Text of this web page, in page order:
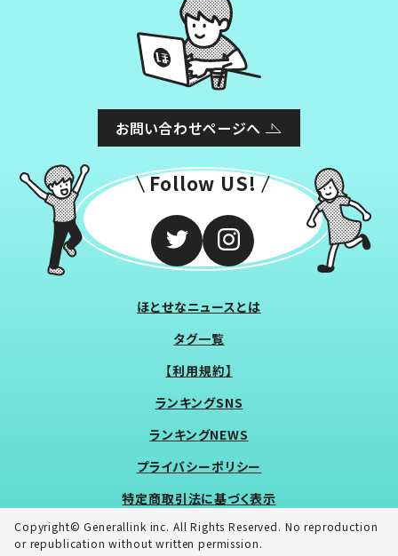
お問い合わせページへ
Follow US!
ほとせなニュースとは
タグ一覧
【利用規約】
ランキングSNS
ランキングNEWS
プライバシーポリシー
特定商取引法に基づく表示
Copyright© Generallink inc. All Rights Reserved. No reproduction
or republication without written permission.